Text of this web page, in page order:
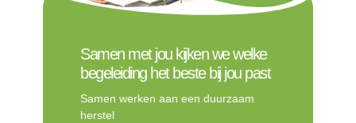
Samen met jou kijken we welke
begeleiding het beste bij jou past
Samen werken aan een duurzaam
herstel